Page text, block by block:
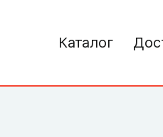
Каталог